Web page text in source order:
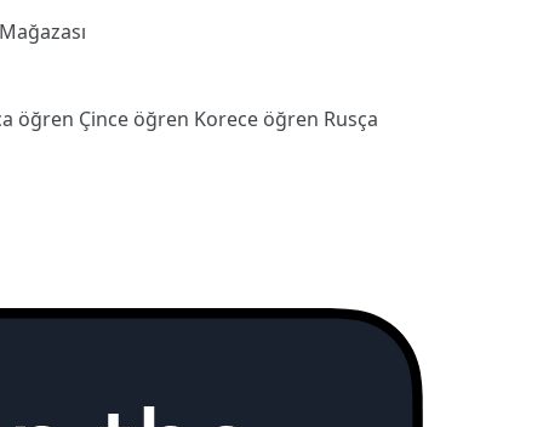
öğren Çince öğren Korece öğren Rusça